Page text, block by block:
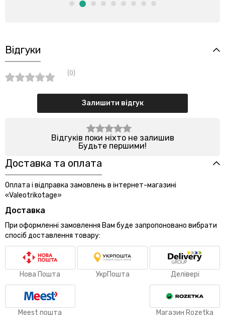
Відгуки
(0)
Залишити відгук
Відгуків поки ніхто не залишив
Будьте першими!
Доставка та оплата
Оплата і відправка замовлень в інтернет-магазині
«Valeotrikotage»
Доставка
При оформленні замовлення Вам буде запропоновано вибрати
спосіб доставлення товару:
Нова Пошта УкрПошта Делівері
Meest пошта Магазин Rozetka